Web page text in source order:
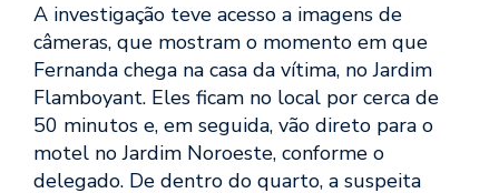
A investigação teve acesso a imagens de
câmeras, que mostram o momento em que
Fernanda chega na casa da vítima, no Jardim
Flamboyant. Eles ficam no local por cerca de
50 minutos e, em seguida, vão direto para o
motel no Jardim Noroeste, conforme o
delegado. De dentro do quarto, a suspeita